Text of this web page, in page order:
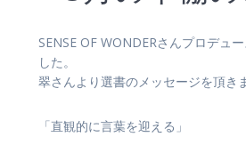
SENSE OF WONDERさんプロデュ
した。
翠さんより選書のメッセージを頂き
「直観的に言葉を迎える」